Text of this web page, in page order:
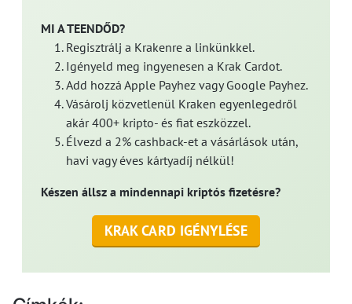
MI A TEENDŐD?
Regisztrálj a Krakenre a linkünkkel.
Igényeld meg ingyenesen a Krak Cardot.
Add hozzá Apple Payhez vagy Google Payhez.
Vásárolj közvetlenül Kraken egyenlegedről
akár 400+ kripto- és fiat eszközzel.
Élvezd a 2% cashback-et a vásárlások után,
havi vagy éves kártyadíj nélkül!
Készen állsz a mindennapi kriptós fizetésre?
KRAK CARD IGÉNYLÉSE